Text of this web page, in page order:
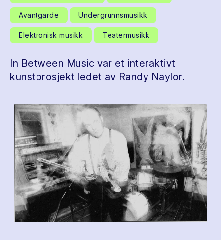
Avantgarde Undergrunnsmusikk
Elektronisk musikk Teatermusikk
In Between Music var et interaktivt
kunstprosjekt ledet av Randy Naylor.